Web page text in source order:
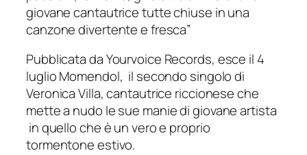
giovane cantautrice tutte chiuse in una
canzone divertente e fresca”
Pubblicata da Yourvoice Records, esce il 4
luglio Momendol, il secondo singolo di
Veronica Villa, cantautrice riccionese che
mette a nudo le sue manie di giovane artista
in quello che è un vero e proprio
tormentone estivo.